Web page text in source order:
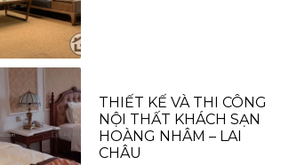
THIẾT KẾ VÀ THI CÔNG
NỘI THẤT KHÁCH SẠN
HOÀNG NHÂM – LAI
CHÂU